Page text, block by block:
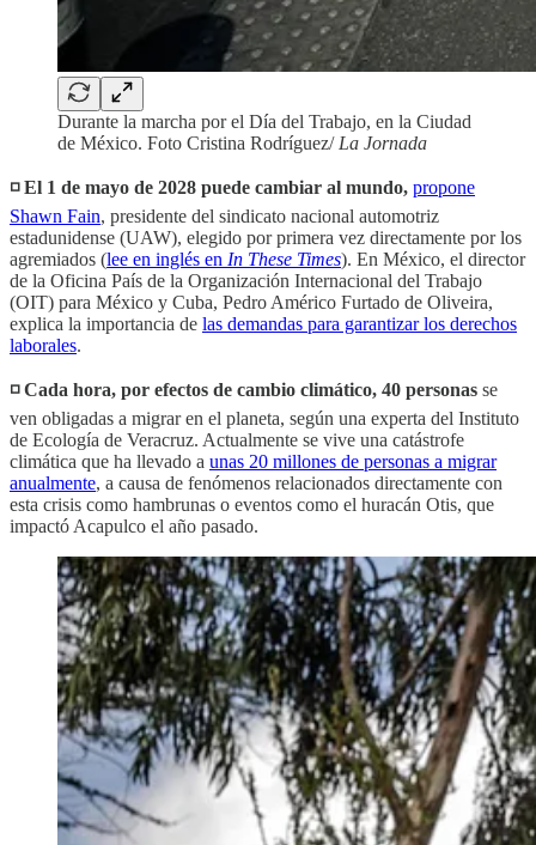
Durante la marcha por el Día del Trabajo, en la Ciudad
de México. Foto Cristina Rodríguez/ La Jornada
◽️ El 1 de mayo de 2028 puede cambiar al mundo, propone
Shawn Fain, presidente del sindicato nacional automotriz
estadunidense (UAW), elegido por primera vez directamente por los
agremiados (lee en inglés en In These Times). En México, el director
de la Oficina País de la Organización Internacional del Trabajo
(OIT) para México y Cuba, Pedro Américo Furtado de Oliveira,
explica la importancia de las demandas para garantizar los derechos
laborales.
◽️ Cada hora, por efectos de cambio climático, 40 personas se
ven obligadas a migrar en el planeta, según una experta del Instituto
de Ecología de Veracruz. Actualmente se vive una catástrofe
climática que ha llevado a unas 20 millones de personas a migrar
anualmente, a causa de fenómenos relacionados directamente con
esta crisis como hambrunas o eventos como el huracán Otis, que
impactó Acapulco el año pasado.